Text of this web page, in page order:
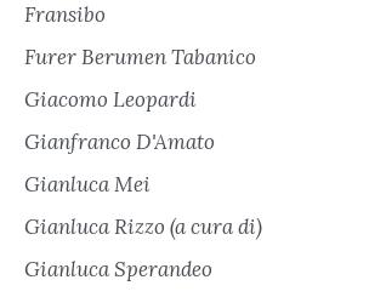
Fransibo
Furer Berumen Tabanico
Giacomo Leopardi
Gianfranco D'Amato
Gianluca Mei
Gianluca Rizzo (a cura di)
Gianluca Sperandeo